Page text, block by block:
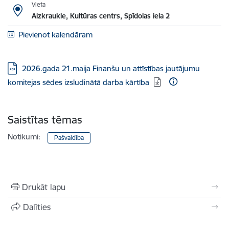
Vieta
Aizkraukle, Kultūras centrs, Spīdolas iela 2
Pievienot kalendāram
Lejupielādēt:
2026.gada 21.maija Finanšu un attīstības jautājumu
komitejas sēdes izsludinātā darba kārtība
Saistītas tēmas
Notikumi: Pašvaldība
Drukāt lapu
Dalīties